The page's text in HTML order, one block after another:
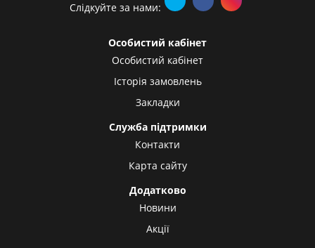
Слідкуйте за нами:
Особистий кабінет
Особистий кабінет
Історія замовлень
Закладки
Служба підтримки
Контакти
Карта сайту
Додатково
Новини
Акції